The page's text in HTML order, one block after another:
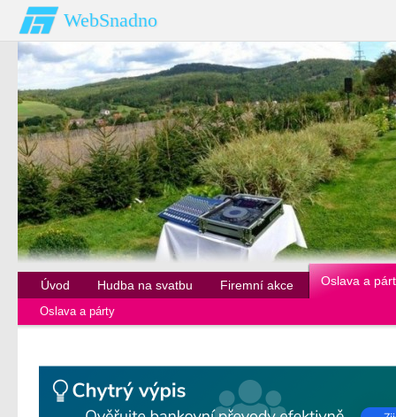
WebSnadno
Úvod Hudba na svatbu Firemní akce Oslava a
Oslava a párty